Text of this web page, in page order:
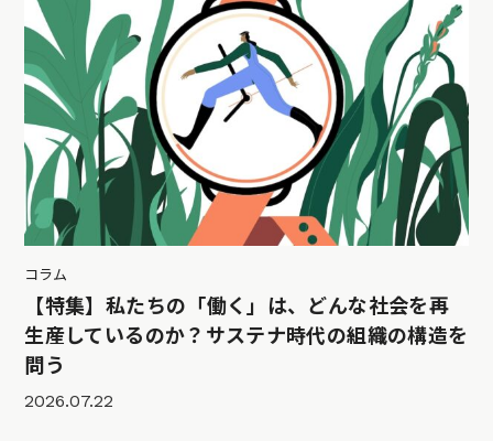
コラム
【特集】私たちの「働く」は、どんな社会を再
生産しているのか？サステナ時代の組織の構造を
問う
2026.07.22